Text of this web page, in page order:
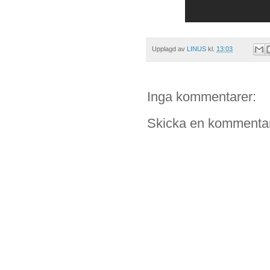
Upplagd av LINUS kl. 13:03
Inga kommentarer:
Skicka en